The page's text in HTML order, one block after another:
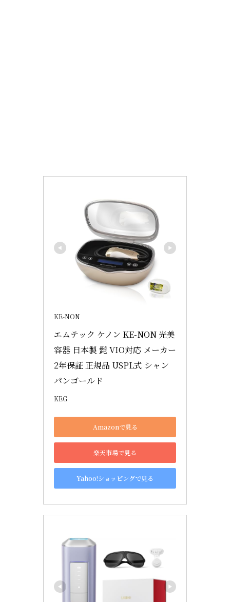
KE-NON
エムテック ケノン KE-NON 光美
容器 日本製 髭 VIO対応 メーカー
2年保証 正規品 USPL式 シャン
パンゴールド
KEG
Amazonで見る
楽天市場で見る
Yahoo!ショッピングで見る